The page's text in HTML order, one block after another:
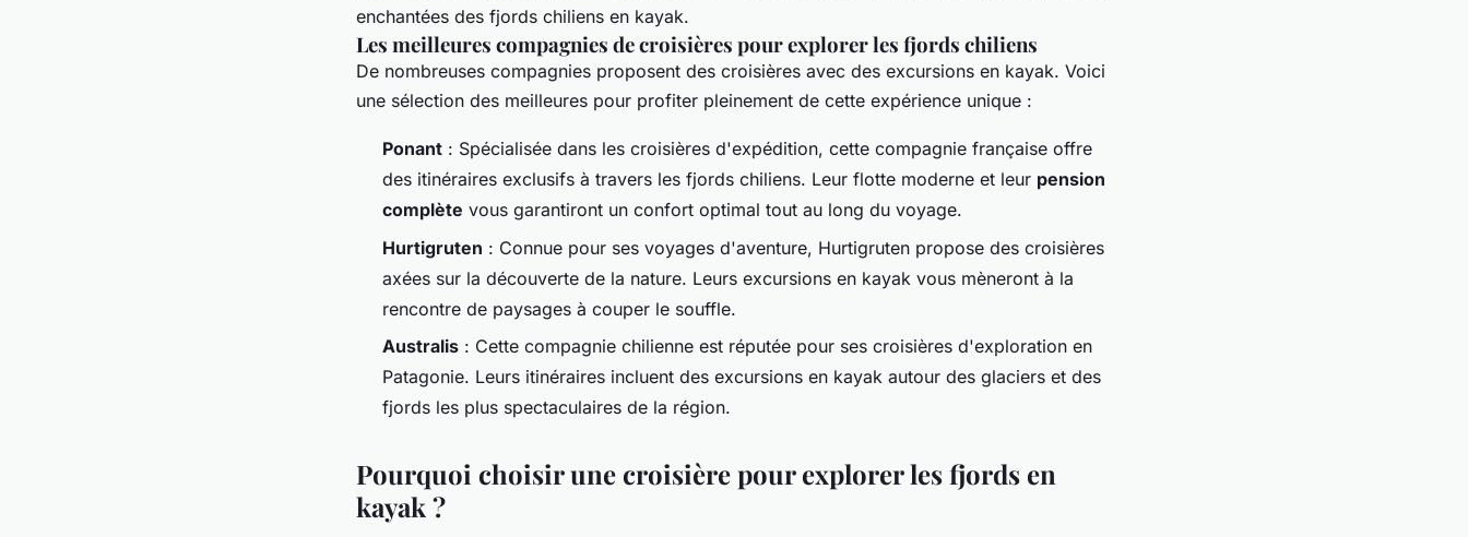
enchantées des fjords chiliens en kayak.
Les meilleures compagnies de croisières pour explorer les fjords chiliens
De nombreuses compagnies proposent des croisières avec des excursions en kayak. Voici
une sélection des meilleures pour profiter pleinement de cette expérience unique :
Ponant : Spécialisée dans les croisières d'expédition, cette compagnie française offre
des itinéraires exclusifs à travers les fjords chiliens. Leur flotte moderne et leur pension
complète vous garantiront un confort optimal tout au long du voyage.
Hurtigruten : Connue pour ses voyages d'aventure, Hurtigruten propose des croisières
axées sur la découverte de la nature. Leurs excursions en kayak vous mèneront à la
rencontre de paysages à couper le souffle.
Australis : Cette compagnie chilienne est réputée pour ses croisières d'exploration en
Patagonie. Leurs itinéraires incluent des excursions en kayak autour des glaciers et des
fjords les plus spectaculaires de la région.
Pourquoi choisir une croisière pour explorer les fjords en
kayak ?